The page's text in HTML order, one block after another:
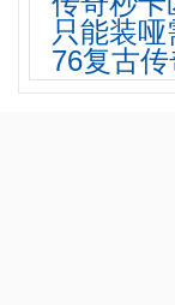
只能装
76复古